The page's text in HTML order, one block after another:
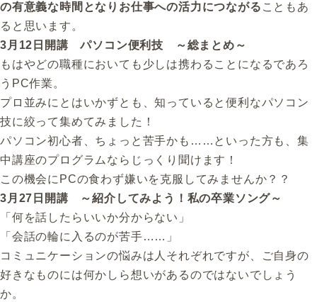
の有意義な時間となりお仕事への活力につながる こともあ
ると思います。
3月12日開講 パソコン便利技 ～総まとめ～
もはやどの職種においても少しは携わることになるであろ
うPC作業。
プロ並みにとはいかずとも、知っていると便利なパソコン
技に絞って集めてみました！
パソコン初心者、ちょっと苦手かも……といった方も、集
中講座のプログラムならじっくり聞けます！
この機会にPCの食わず嫌いを克服してみませんか？？
3月27日開講 ～紹介してみよう！私の卒業ソング～
「何を話したらいいか分からない」
「会話の輪に入るのが苦手……」
コミュニケーションの悩みは人それぞれですが、ご自身の
好きなものには何かしら想いがあるのではないでしょう
か。